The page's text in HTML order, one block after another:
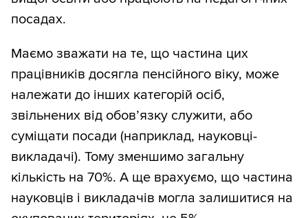
згадували в наведених вище підрахунках
кількості чоловіків за кордоном.
Підсумуємо: віднімемо від
мобілізаційного резерву1,02 млн
чоловіків з інвалідністю.
Дані про чисельність осіб з інвалідністю
посадах.
Маємо зважати на те, що частина цих
працівників досягла пенсійного віку, може
належати до інших категорій осіб,
звільнених від обов’язку служити, або
суміщати посади (наприклад, науковці-
викладачі). Тому зменшимо загальну
кількість на 70%. А ще врахуємо, що частина
науковців і викладачів могла залишитися на